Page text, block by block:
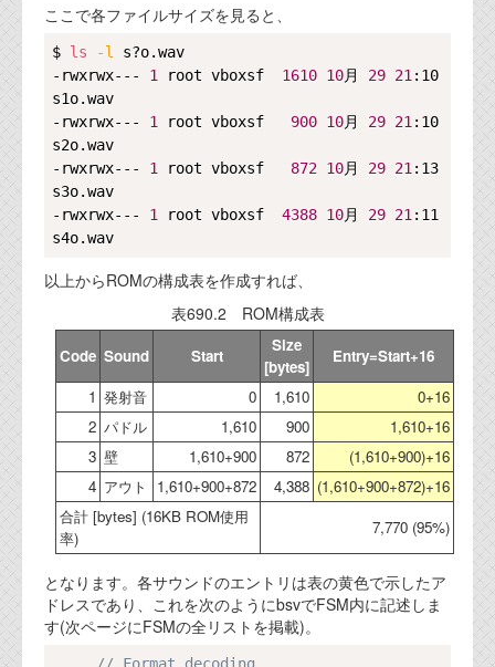
ここで各ファイルサイズを見ると、
$ ls -l
s?o.wav
-rwxrwx--- 1 root vboxsf 1610 10月 29 21 :10
s1o.wav
-rwxrwx--- 1 root vboxsf 900 10月 29 21 :10
s2o.wav
-rwxrwx--- 1 root vboxsf 872 10月 29 21 :13
s3o.wav
-rwxrwx--- 1 root vboxsf 4388 10月 29 21 :11
以上からROMの構成表を作成すれば、
表690.2 ROM構成表
Code Sound Start
Size
[bytes]
Entry=Start+16
1 発射音 0 1,610
0+16
2 パドル 1,610 900
1,610+16
3 壁 1,610+900 872
(1,610+900)+16
4 アウト 1,610+900+872 4,388 (1,610+900+872)+16
合計 [bytes] (16KB ROM使用
率)
7,770 (95%)
となります。各サウンドのエントリは表の黄色で示したア
ドレスであり、これを次のようにbsvでFSM内に記述しま
す(次ページにFSMの全リストを掲載)。
// Format decoding